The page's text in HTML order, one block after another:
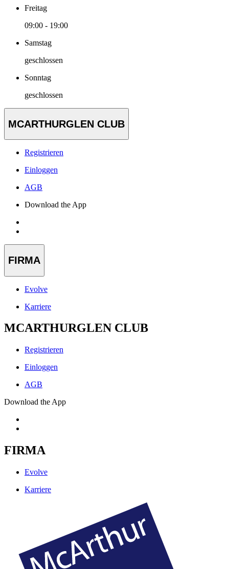
Freitag
09:00 - 19:00
Samstag
geschlossen
Sonntag
geschlossen
MCARTHURGLEN CLUB
Registrieren
Einloggen
AGB
Download the App
FIRMA
Evolve
Karriere
MCARTHURGLEN CLUB
Registrieren
Einloggen
AGB
Download the App
FIRMA
Evolve
Karriere